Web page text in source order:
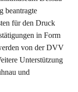
beantragte
für den Druck
in Form
von der DVV
Unterstützung
und